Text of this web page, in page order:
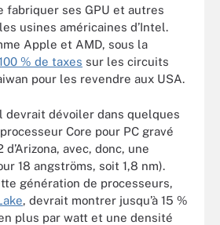
fabriquer ses GPU et autres
usines américaines d’Intel.
Apple et AMD, sous la
% de taxes sur les circuits
pour les revendre aux USA.
devrait dévoiler dans quelques
Core pour PC gravé
d’Arizona, avec, donc, une
18 angströms, soit 1,8 nm).
génération de processeurs,
, devrait montrer jusqu’à 15 %
plus par watt et une densité